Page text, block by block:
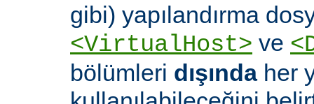
gibi) yapılandırma
<VirtualHost> ve
bölümleri dışındaher